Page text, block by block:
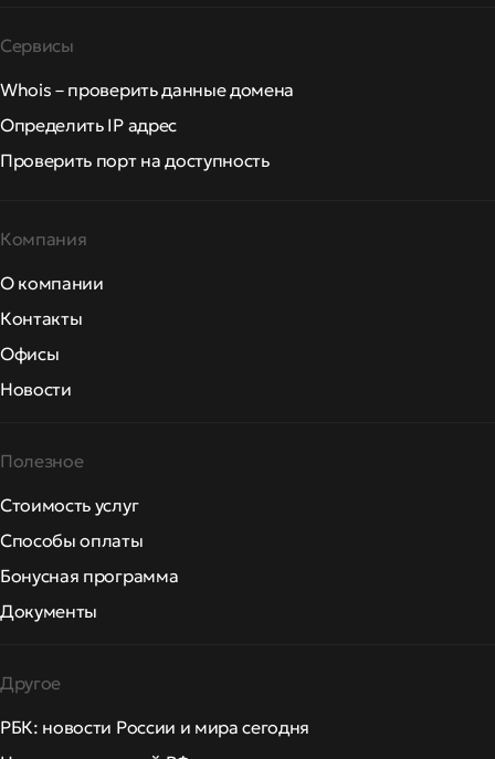
Сервисы
Whois – проверить данные домена
Определить IP адрес
Проверить порт на доступность
Компания
О компании
Контакты
Офисы
Новости
Полезное
Стоимость услуг
Способы оплаты
Бонусная программа
Документы
Другое
РБК: новости России и мира сегодня